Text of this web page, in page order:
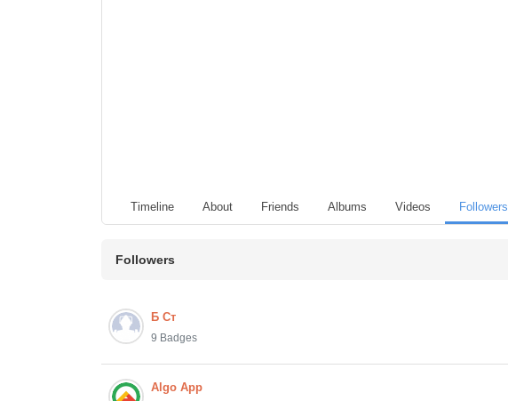
Timeline About Friends Albums Videos Followers
Followers
Б Ст
9 Badges
Algo App